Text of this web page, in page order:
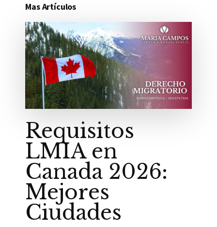
Mas Artículos
Requisitos
LMIA en
Canada 2026:
Mejores
Ciudades